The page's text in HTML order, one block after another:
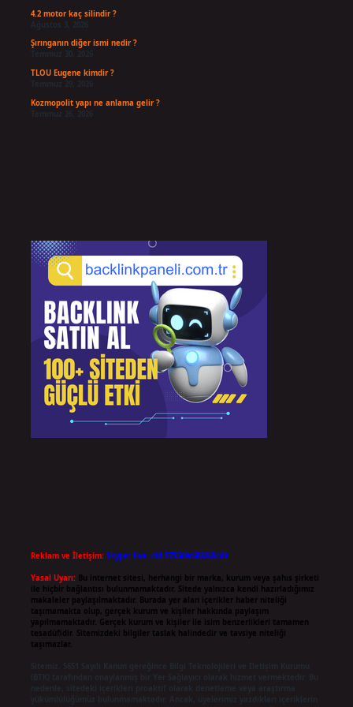
4.2 motor kaç silindir ?
Ağustos 3, 2026
Şırınganın diğer ismi nedir ?
TLOU Eugene kimdir ?
Temmuz 29, 2026
Kozmopolit yapı ne anlama gelir ?
Reklam ve İletişim: Skype: live:.cid.575569c608265c69
Yasal Uyarı: Bu internet sitesi, herhangi bir marka, kurum veya şahıs şirketi
ile hiçbir bağlantısı bulunmamaktadır. Sitede yalnızca kendi hazırladığımız
makaleler paylaşılmaktadır. Burada yer alan içerikler haber niteliği
taşımamakta olup, gerçek kurum ve kişiler hakkında paylaşım
yapılmamaktadır. Gerçek kurum ve kişiler ile isim benzerlikleri tamamen
tesadüfidir. Sitemizdeki bilgiler taslak halindedir ve tavsiye niteliği
taşımazlar.
Sitemiz, 5651 Sayılı Kanun gereğince Bilgi Teknolojileri ve İletişim Kurumu
(BTK) tarafından onaylanmış bir Yer Sağlayıcı olarak hizmet vermektedir. Bu
nedenle, sitedeki içerikleri proaktif olarak denetleme veya araştırma
yükümlülüğümüz bulunmamaktadır. Ancak, üyelerimiz yazdıkları içeriklerin